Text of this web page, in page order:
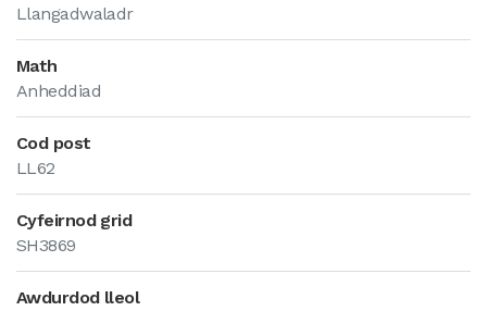
Llangadwaladr
Math
Anheddiad
Cod post
LL62
Cyfeirnod grid
SH3869
Awdurdod lleol